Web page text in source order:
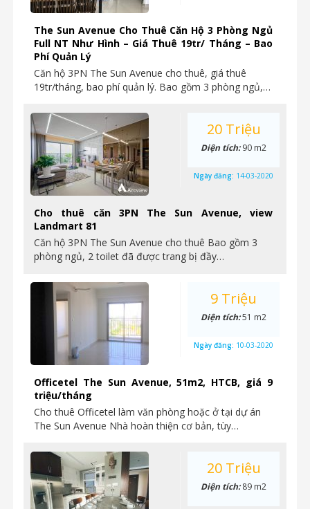
The Sun Avenue Cho Thuê Căn Hộ 3 Phòng Ngủ
Full NT Như Hình – Giá Thuê 19tr/ Tháng – Bao
Phí Quản Lý
Căn hộ 3PN The Sun Avenue cho thuê, giá thuê
19tr/tháng, bao phí quản lý. Bao gồm 3 phòng ngủ,…
Cho thuê căn 3PN The Sun Avenue, view
Landmart 81
Căn hộ 3PN The Sun Avenue cho thuê Bao gồm 3
phòng ngủ, 2 toilet đã được trang bị đầy…
20 Triệu
Diện tích:90 m2
Ngày đăng: 14-03-2020
Officetel The Sun Avenue, 51m2, HTCB, giá 9
triệu/tháng
Cho thuê Officetel làm văn phòng hoặc ở tại dự án
The Sun Avenue Nhà hoàn thiện cơ bản, tùy…
9 Triệu
Diện tích:51 m2
Ngày đăng: 10-03-2020
20 Triệu
Diện tích:89 m2